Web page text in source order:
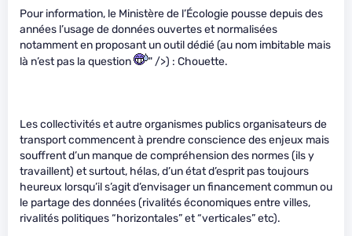
Pour information, le Ministère de l’Écologie pousse depuis des
années l’usage de données ouvertes et normalisées
notamment en proposant un outil dédié (au nom imbitable mais
là n’est pas la question
" />) : Chouette.
Les collectivités et autre organismes publics organisateurs de
transport commencent à prendre conscience des enjeux mais
souffrent d’un manque de compréhension des normes (ils y
travaillent) et surtout, hélas, d’un état d’esprit pas toujours
heureux lorsqu’il s’agit d’envisager un financement commun ou
le partage des données (rivalités économiques entre villes,
rivalités politiques “horizontales” et “verticales” etc).